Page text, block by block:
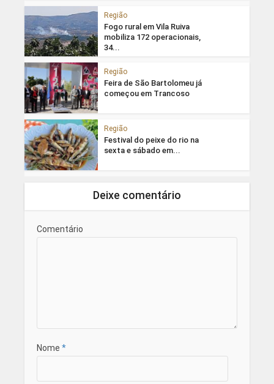
Região
Fogo rural em Vila Ruiva
mobiliza 172 operacionais,
34...
Região
Feira de São Bartolomeu já
começou em Trancoso
Região
Festival do peixe do rio na
sexta e sábado em...
Deixe comentário
Comentário
Nome *